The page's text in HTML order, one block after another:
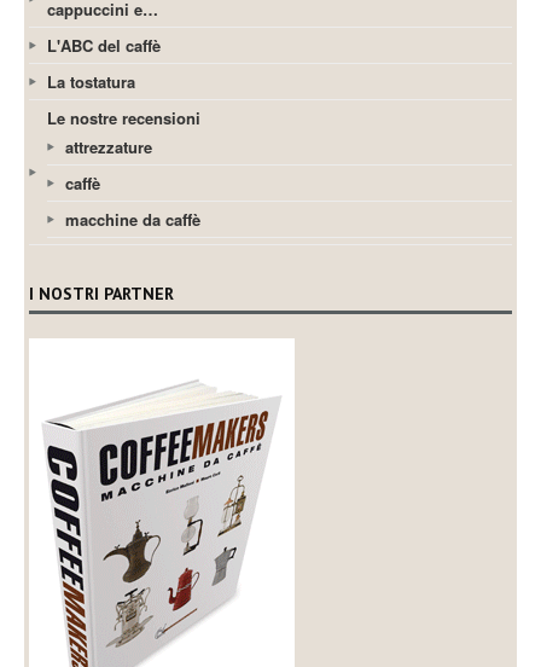
cappuccini e…
L'ABC del caffè
La tostatura
Le nostre recensioni
attrezzature
caffè
macchine da caffè
I NOSTRI PARTNER